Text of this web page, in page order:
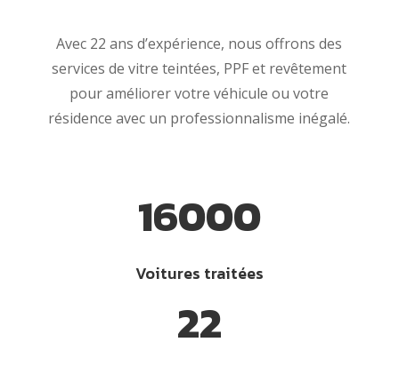
Avec 22 ans d’expérience, nous offrons des
services de vitre teintées, PPF et revêtement
pour améliorer votre véhicule ou votre
résidence avec un professionnalisme inégalé.
16000
Voitures traitées
22